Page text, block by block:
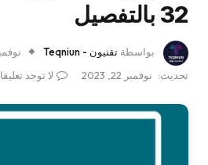
32 بالتفصيل
بواسطة تقنيون - Teqniun نوفمبر 21,
تحديث: نوفمبر 22, 2023 لا توجد